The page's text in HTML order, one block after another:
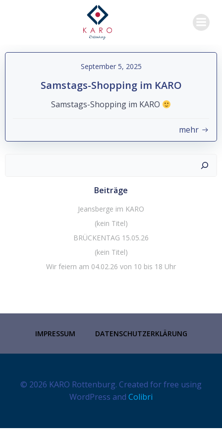
springen
September 5, 2025
Samstags-Shopping im KARO
Samstags-Shopping im KARO
mehr
Beiträge
Jeansberge im KARO
(kein Titel)
BRÜCKENTAG 15.05.26
(kein Titel)
Wir feiern am 04.02.26 von 10 bis 18 Uhr
IMPRESSUM DATENSCHUTZERKLÄRUNG
© 2026 KARO Rottenburg. Created for free using
WordPress and Colibri